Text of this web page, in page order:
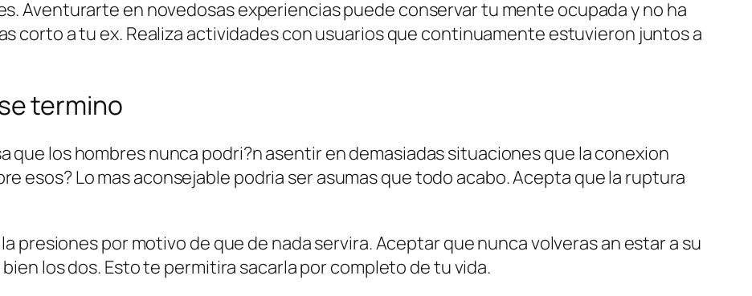
Aventurarte en novedosas experiencias puede conservar tu mente ocupada y no ha
corto a tu ex. Realiza actividades con usuarios que continuamente estuvieron juntos a
termino
que los hombres nunca podri?n asentir en demasiadas situaciones que la conexion
esos? Lo mas aconsejable podri­a ser asumas que todo acabo. Acepta que la ruptura
presiones por motivo de que de nada servira. Aceptar que nunca volveras an estar a su
los dos. Esto te permitira sacarla por completo de tu vida.